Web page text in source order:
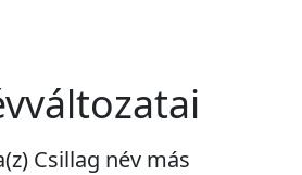
Csillag név más